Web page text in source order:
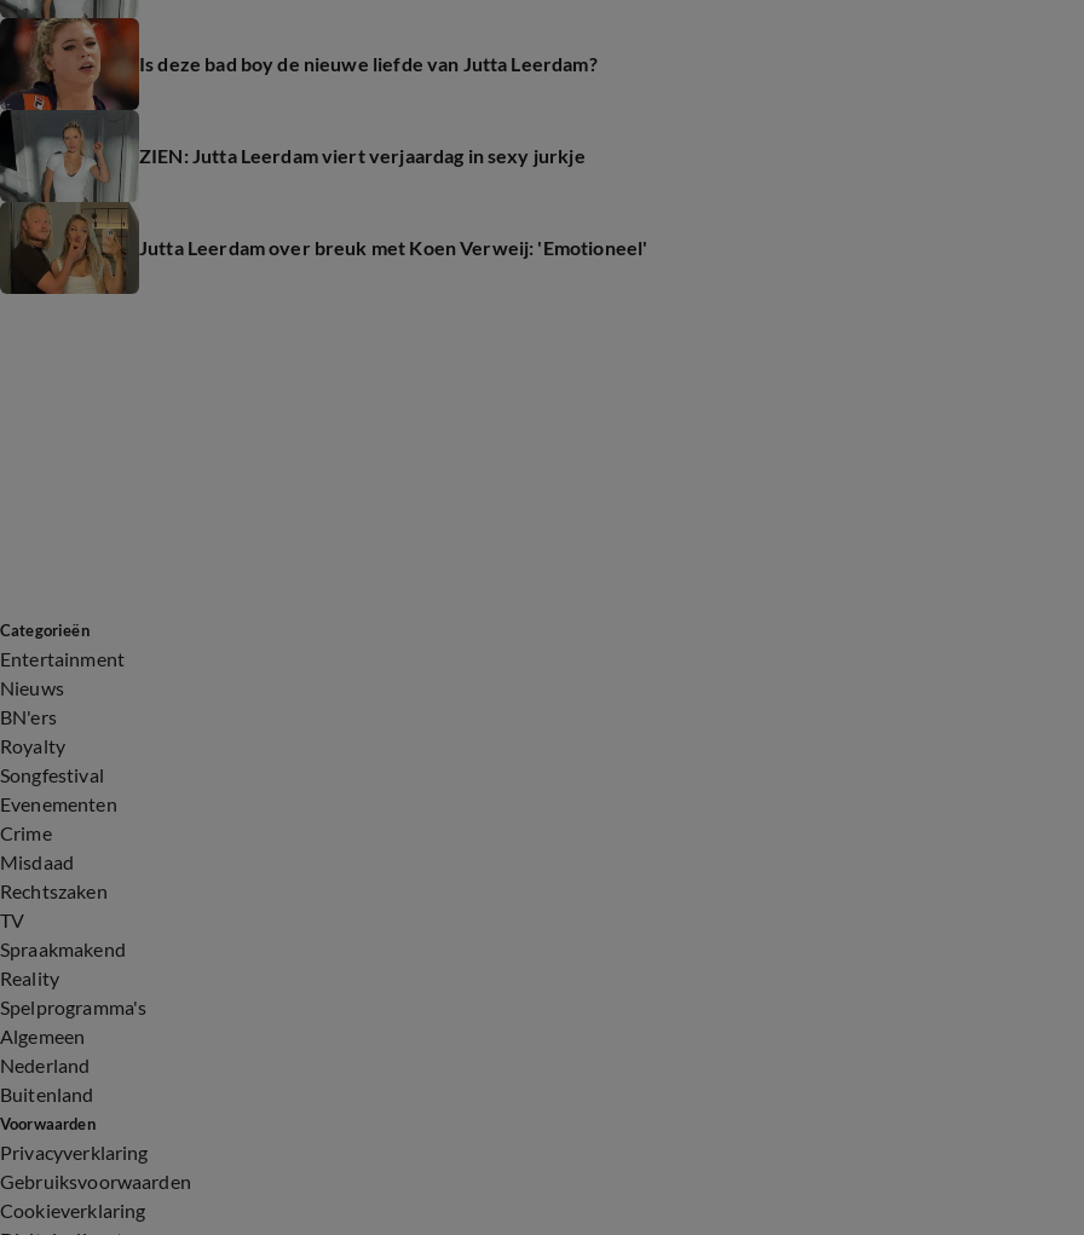
Is deze bad boy de nieuwe liefde van Jutta Leerdam?
ZIEN: Jutta Leerdam viert verjaardag in sexy jurkje
Jutta Leerdam over breuk met Koen Verweij: 'Emotioneel'
Categorieën
Entertainment
Nieuws
BN'ers
Royalty
Songfestival
Evenementen
Crime
Misdaad
Rechtszaken
TV
Spraakmakend
Reality
Spelprogramma's
Algemeen
Nederland
Buitenland
Voorwaarden
Privacyverklaring
Gebruiksvoorwaarden
Cookieverklaring